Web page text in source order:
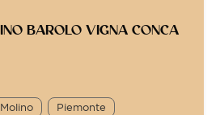
BAROLO VIGNA CONCA
Piemonte